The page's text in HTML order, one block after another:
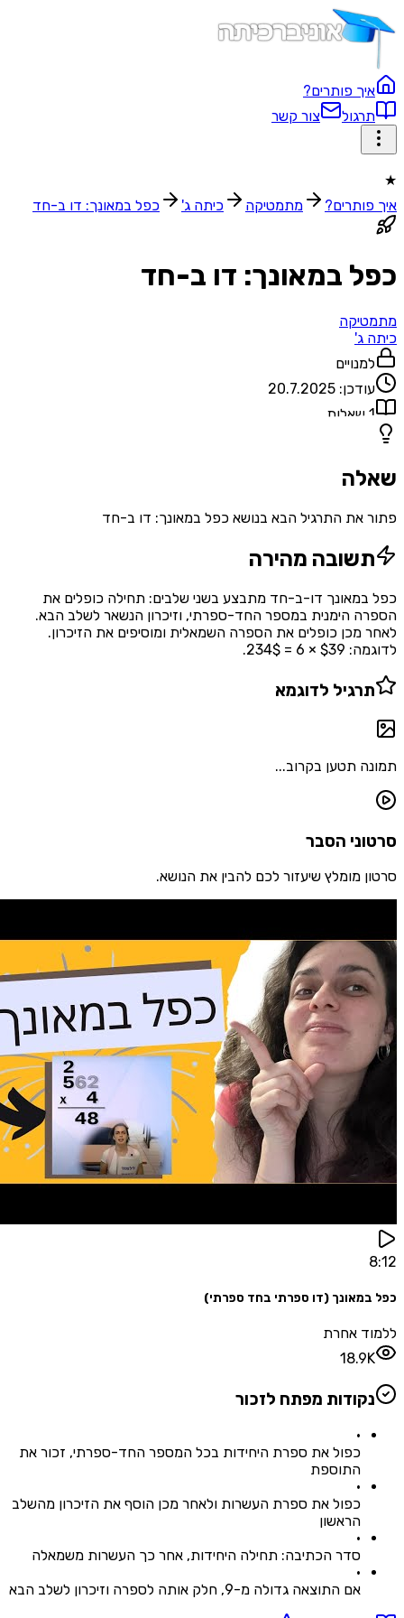
פותרים?
צור קשר
מתמטיקה כיתה ג' כפל במאונך: דו ב-חד
במאונך: דו ב-חד
ג'
20.7.2025
שאלות
את התרגיל הבא בנושא כפל במאונך: דו ב-חד
מהירה
דו-ב-חד מתבצע בשני שלבים: תחילה כופלים את
הימנית במספר החד-ספרתי, וזיכרון הנשאר לשלב הבא.
מכן כופלים את הספרה השמאלית ומוסיפים את הזיכרון.
= 234$.
לדוגמא
תטען בקרוב...
הסבר
מומלץ שיעזור לכם להבין את הנושא.
(דו ספרתי בחד ספרתי)
אחרת
מפתח לזכור
כפול את ספרת היחידות בכל המספר החד-ספרתי, זכור את
התוספת
כפול את ספרת העשרות ולאחר מכן הוסף את הזיכרון מהשלב
הראשון
סדר הכתיבה: תחילה היחידות, אחר כך העשרות משמאלה
אם התוצאה גדולה מ-9, חלק אותה לספרה וזיכרון לשלב הבא